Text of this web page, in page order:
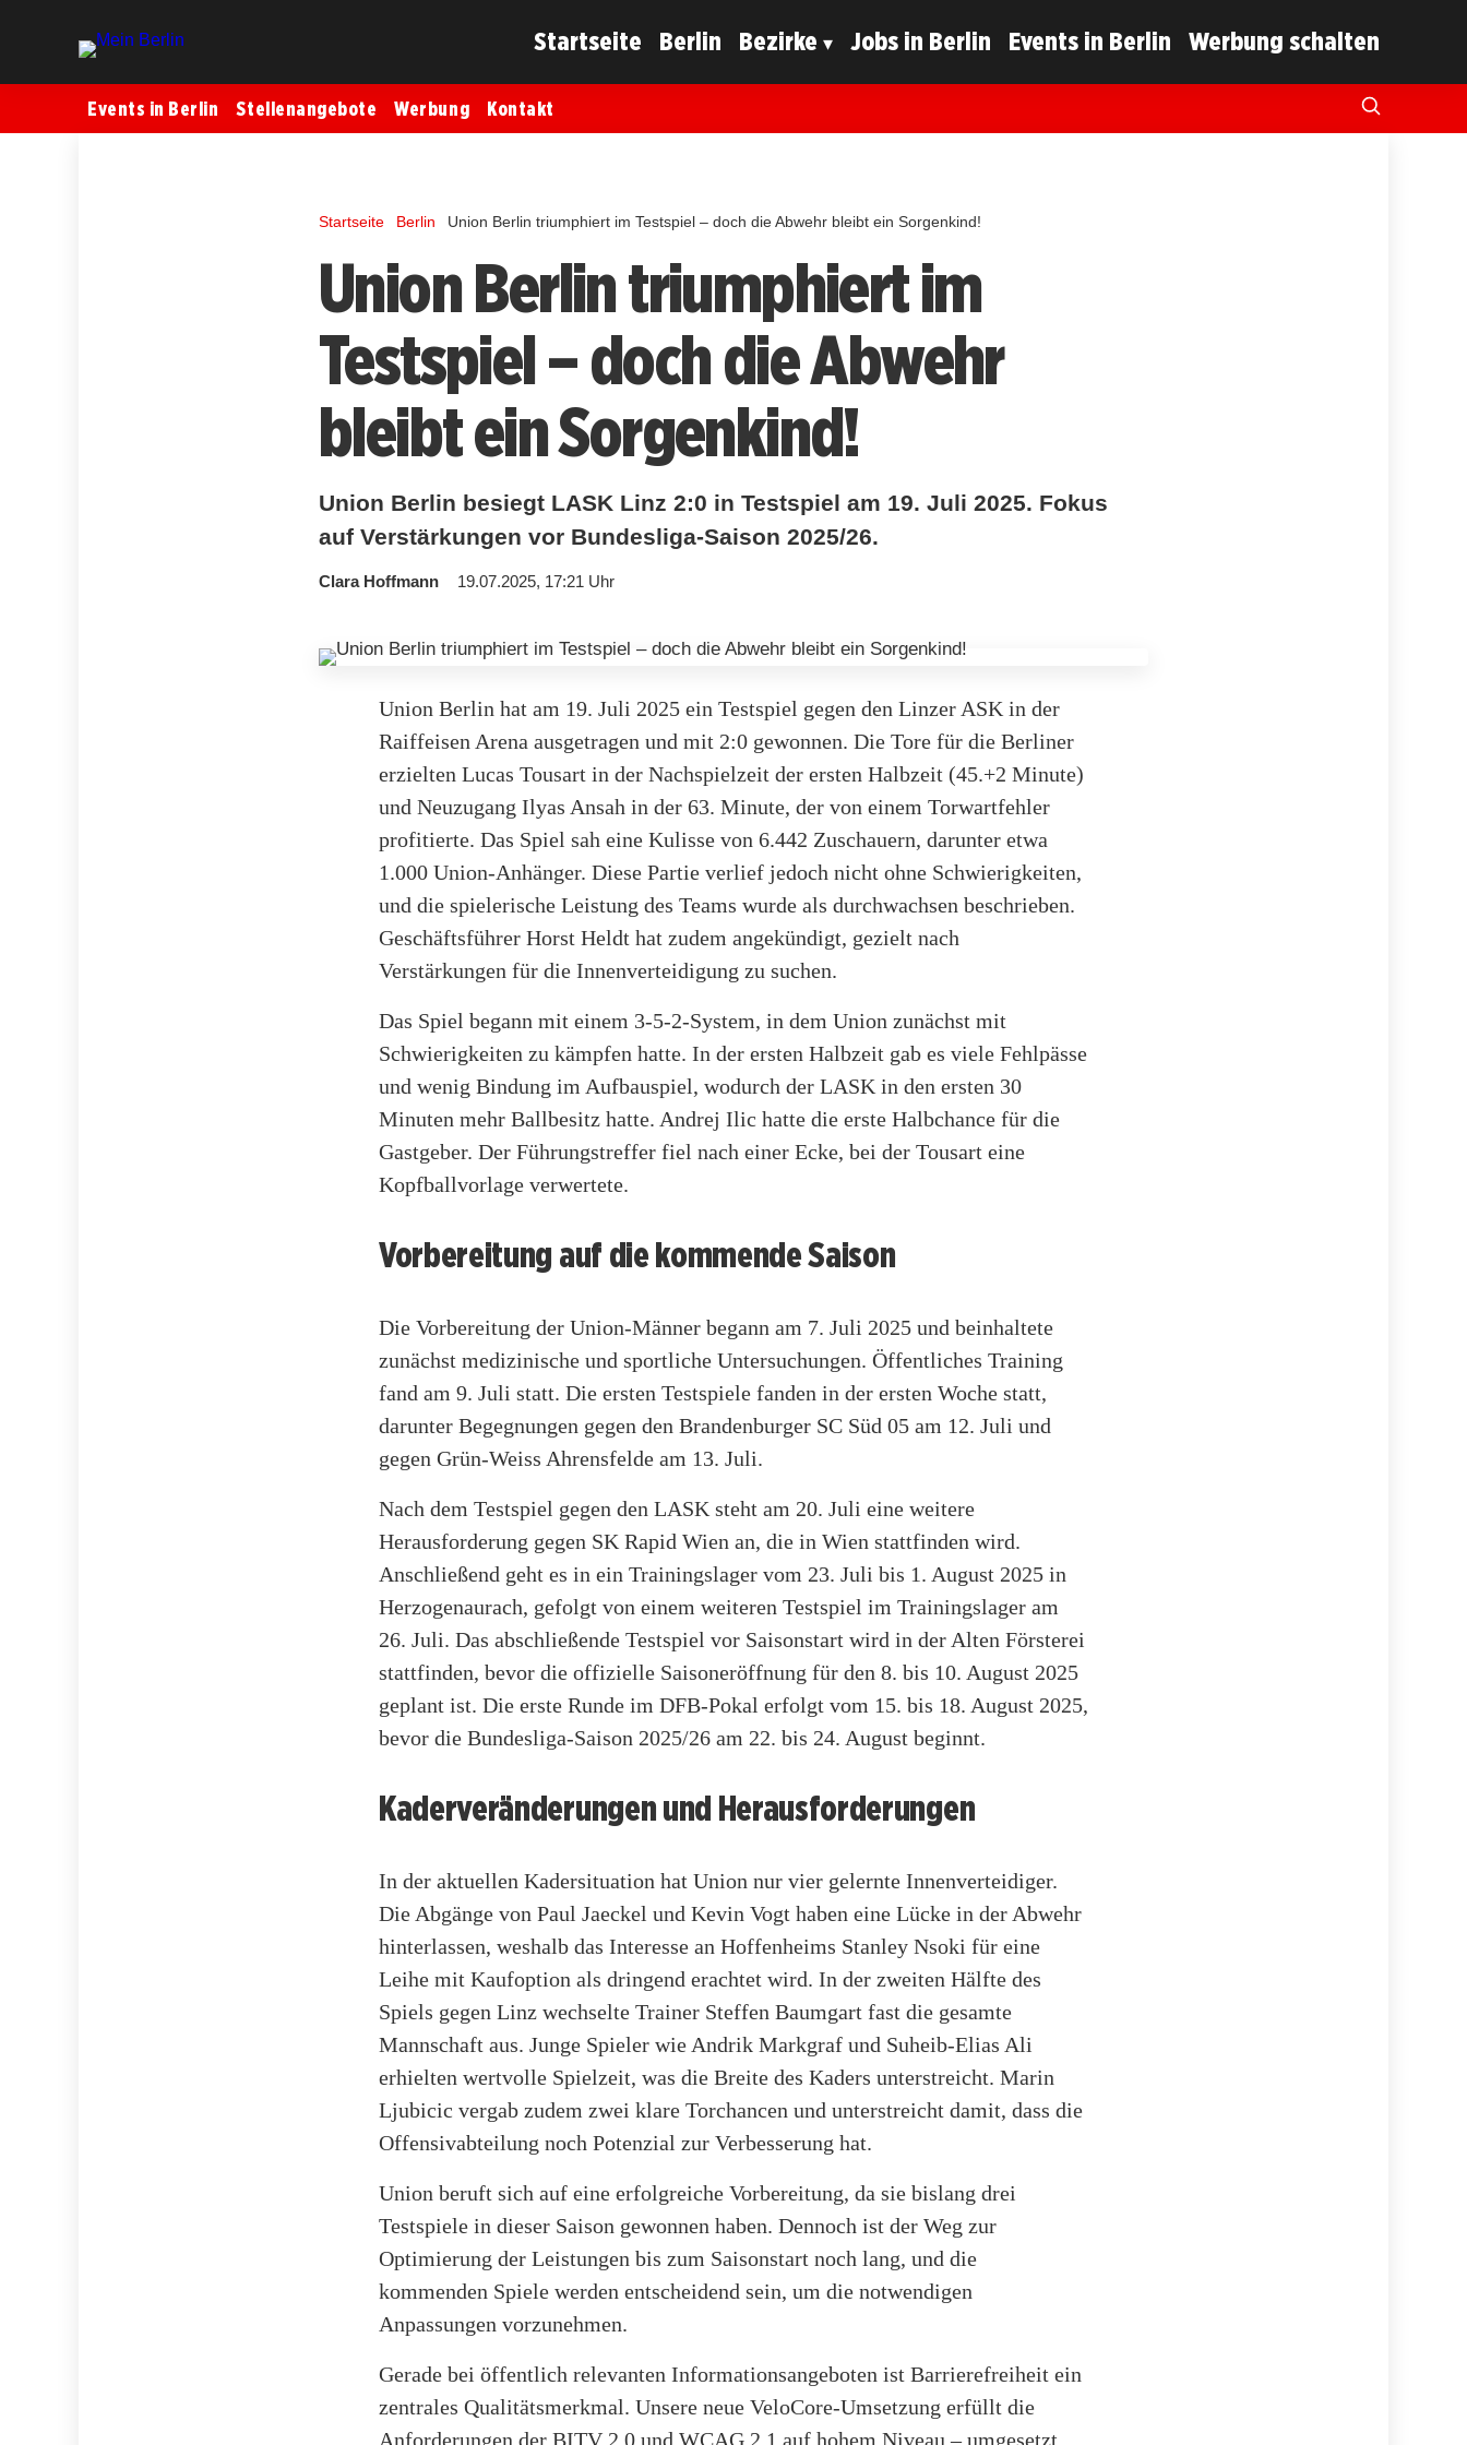
Startseite Berlin Bezirke Jobs in Berlin Events in Berlin Werbung schalten
Events in Berlin Stellenangebote Werbung Kontakt
Startseite Berlin Union Berlin triumphiert im Testspiel – doch die Abwehr bleibt ein Sorgenkind!
Union Berlin triumphiert im
Testspiel – doch die Abwehr
bleibt ein Sorgenkind!
Union Berlin besiegt LASK Linz 2:0 in Testspiel am 19. Juli 2025. Fokus
auf Verstärkungen vor Bundesliga-Saison 2025/26.
Clara Hoffmann 19.07.2025, 17:21 Uhr
Union Berlin hat am 19. Juli 2025 ein Testspiel gegen den Linzer ASK in der
Raiffeisen Arena ausgetragen und mit 2:0 gewonnen. Die Tore für die Berliner
erzielten Lucas Tousart in der Nachspielzeit der ersten Halbzeit (45.+2 Minute)
und Neuzugang Ilyas Ansah in der 63. Minute, der von einem Torwartfehler
profitierte. Das Spiel sah eine Kulisse von 6.442 Zuschauern, darunter etwa
1.000 Union-Anhänger. Diese Partie verlief jedoch nicht ohne Schwierigkeiten,
und die spielerische Leistung des Teams wurde als durchwachsen beschrieben.
Geschäftsführer Horst Heldt hat zudem angekündigt, gezielt nach
Verstärkungen für die Innenverteidigung zu suchen.
Das Spiel begann mit einem 3-5-2-System, in dem Union zunächst mit
Schwierigkeiten zu kämpfen hatte. In der ersten Halbzeit gab es viele Fehlpässe
und wenig Bindung im Aufbauspiel, wodurch der LASK in den ersten 30
Minuten mehr Ballbesitz hatte. Andrej Ilic hatte die erste Halbchance für die
Gastgeber. Der Führungstreffer fiel nach einer Ecke, bei der Tousart eine
Kopfballvorlage verwertete.
Vorbereitung auf die kommende Saison
Die Vorbereitung der Union-Männer begann am 7. Juli 2025 und beinhaltete
zunächst medizinische und sportliche Untersuchungen. Öffentliches Training
fand am 9. Juli statt. Die ersten Testspiele fanden in der ersten Woche statt,
darunter Begegnungen gegen den Brandenburger SC Süd 05 am 12. Juli und
gegen Grün-Weiss Ahrensfelde am 13. Juli.
Nach dem Testspiel gegen den LASK steht am 20. Juli eine weitere
Herausforderung gegen SK Rapid Wien an, die in Wien stattfinden wird.
Anschließend geht es in ein Trainingslager vom 23. Juli bis 1. August 2025 in
Herzogenaurach, gefolgt von einem weiteren Testspiel im Trainingslager am
26. Juli. Das abschließende Testspiel vor Saisonstart wird in der Alten Försterei
stattfinden, bevor die offizielle Saisoneröffnung für den 8. bis 10. August 2025
geplant ist. Die erste Runde im DFB-Pokal erfolgt vom 15. bis 18. August 2025,
bevor die Bundesliga-Saison 2025/26 am 22. bis 24. August beginnt.
Kaderveränderungen und Herausforderungen
In der aktuellen Kadersituation hat Union nur vier gelernte Innenverteidiger.
Die Abgänge von Paul Jaeckel und Kevin Vogt haben eine Lücke in der Abwehr
hinterlassen, weshalb das Interesse an Hoffenheims Stanley Nsoki für eine
Leihe mit Kaufoption als dringend erachtet wird. In der zweiten Hälfte des
Spiels gegen Linz wechselte Trainer Steffen Baumgart fast die gesamte
Mannschaft aus. Junge Spieler wie Andrik Markgraf und Suheib-Elias Ali
erhielten wertvolle Spielzeit, was die Breite des Kaders unterstreicht. Marin
Ljubicic vergab zudem zwei klare Torchancen und unterstreicht damit, dass die
Offensivabteilung noch Potenzial zur Verbesserung hat.
Union beruft sich auf eine erfolgreiche Vorbereitung, da sie bislang drei
Testspiele in dieser Saison gewonnen haben. Dennoch ist der Weg zur
Optimierung der Leistungen bis zum Saisonstart noch lang, und die
kommenden Spiele werden entscheidend sein, um die notwendigen
Anpassungen vorzunehmen.
Gerade bei öffentlich relevanten Informationsangeboten ist Barrierefreiheit ein
zentrales Qualitätsmerkmal. Unsere neue VeloCore-Umsetzung erfüllt die
Anforderungen der BITV 2.0 und WCAG 2.1 auf hohem Niveau – umgesetzt